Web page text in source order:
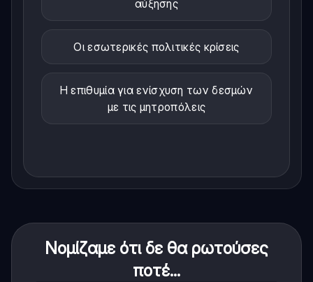
αύξησης
Οι εσωτερικές πολιτικές κρίσεις
Η επιθυμία για ενίσχυση των δεσμών
με τις μητροπόλεις
Νομίζαμε ότι δε θα ρωτούσες
ποτέ...